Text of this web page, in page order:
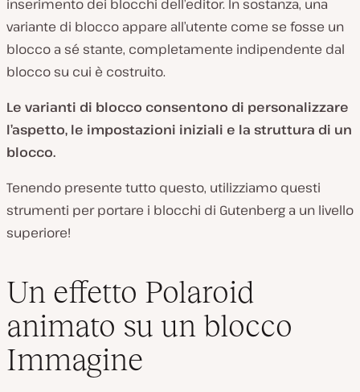
inserimento dei blocchi dell’editor. In sostanza, una
variante di blocco appare all’utente come se fosse un
blocco a sé stante, completamente indipendente dal
blocco su cui è costruito.
Le varianti di blocco consentono di personalizzare
l’aspetto, le impostazioni iniziali e la struttura di un
blocco.
Tenendo presente tutto questo, utilizziamo questi
strumenti per portare i blocchi di Gutenberg a un livello
superiore!
Un effetto Polaroid
animato su un blocco
Immagine